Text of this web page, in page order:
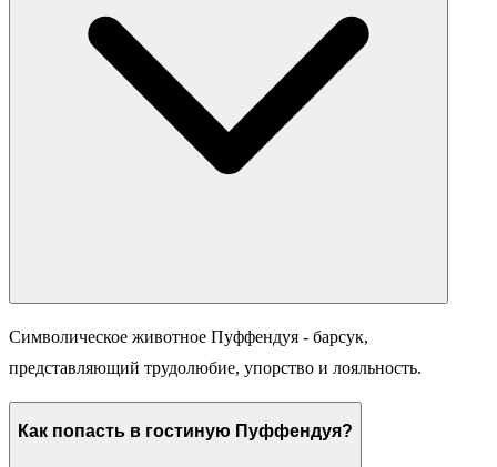
Символическое животное Пуффендуя - барсук,
представляющий трудолюбие, упорство и лояльность.
Как попасть в гостиную Пуффендуя?